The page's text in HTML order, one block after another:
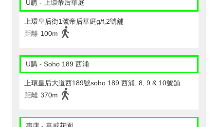
U購 - 上環帝后華庭
上環皇后街1號帝后華庭g/f,2號舖
距離 100m
U購 - Soho 189 西浦
上環皇后大道西189號soho 189 西浦, 8, 9 & 10號舖
距離 370m